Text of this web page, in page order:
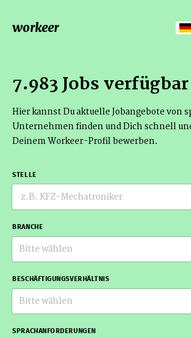
workeer
7.983 Jobs verfügbar
Hier kannst Du aktuelle Jobangebote von
Unternehmen finden und Dich schnell
Deinem Workeer-Profil bewerben.
STELLE
BRANCHE
Bitte wählen
BESCHÄFTIGUNGSVERHÄLTNIS
Bitte wählen
SPRACHANFORDERUNGEN